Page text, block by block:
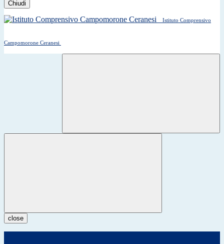
Chiudi
Istituto Comprensivo
Campomorone Ceranesi
close